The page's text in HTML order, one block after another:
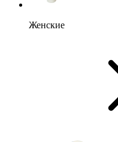
Женские